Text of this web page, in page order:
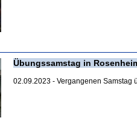
Übungssamstag in
02.09.2023 - Vergangenen Samstag